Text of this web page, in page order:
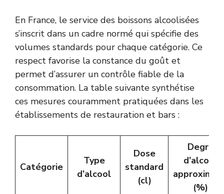
En France, le service des boissons alcoolisées
s’inscrit dans un cadre normé qui spécifie des
volumes standards pour chaque catégorie. Ce
respect favorise la constance du goût et
permet d’assurer un contrôle fiable de la
consommation. La table suivante synthétise
ces mesures couramment pratiquées dans les
établissements de restauration et bars :
Catégorie
Type
d’alcool
Dose
standard
(cl)
Degré
d’alcool
(%)